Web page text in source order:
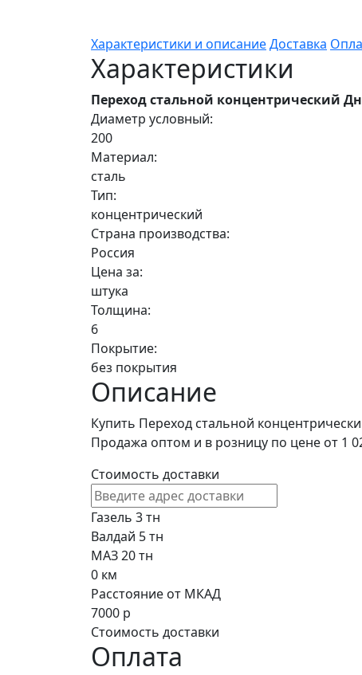
Характеристики и описаниеДоставка
Характеристики
Переход стальной концентрический Дн
Диаметр условный:
200
Материал:
сталь
Тип:
концентрический
Страна производства:
Россия
Цена за:
штука
Толщина:
6
Покрытие:
без покрытия
Описание
Купить Переход стальной
Продажа оптом и в розницу по цене от 1
Стоимость доставки
Газель 3 тн
Валдай 5 тн
МАЗ 20 тн
0 км
Расстояние от МКАД
7000 р
Стоимость доставки
Оплата